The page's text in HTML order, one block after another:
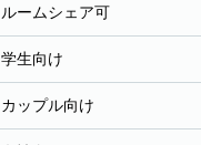
ルームシェア可
学生向け
カップル向け